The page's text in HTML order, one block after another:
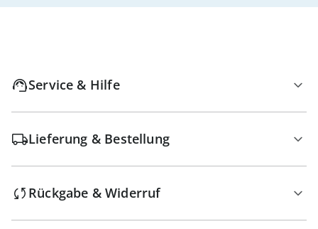
Service & Hilfe
Lieferung & Bestellung
Rückgabe & Widerruf